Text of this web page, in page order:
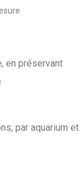
en préservant
par aquarium et